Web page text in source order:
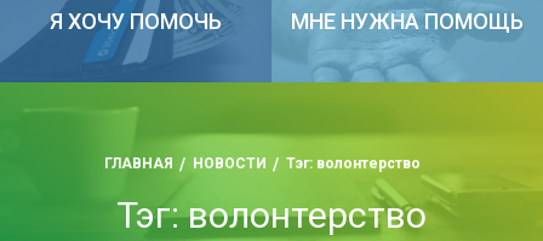
Я ХОЧУ ПОМОЧЬ МНЕ НУЖНА ПОМОЩЬ
ГЛАВНАЯ НОВОСТИ Тэг: волонтерство
Тэг: волонтерство